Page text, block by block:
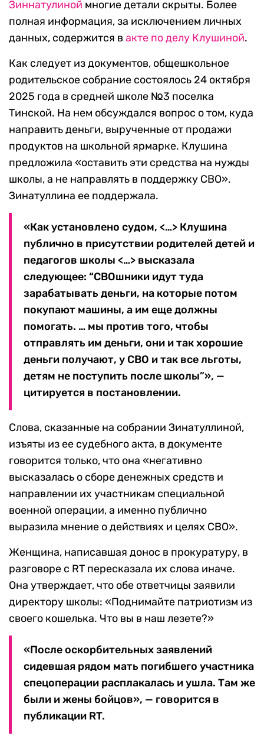
Зиннатулиной многие детали скрыты. Более
полная информация, за исключением личных
данных, содержится в акте по делу Клушиной.
Как следует из документов, общешкольное
родительское собрание состоялось 24 октября
2025 года в средней школе №3 поселка
Тинской. На нем обсуждался вопрос о том, куда
направить деньги, вырученные от продажи
продуктов на школьной ярмарке. Клушина
предложила «оставить эти средства на нужды
школы, а не направлять в поддержку СВО».
Зинатуллина ее поддержала.
«Как установлено судом, <…> Клушина
публично в присутствии родителей детей и
педагогов школы <…> высказала
следующее: “СВОшники идут туда
зарабатывать деньги, на которые потом
покупают машины, а им еще должны
помогать. … мы против того, чтобы
отправлять им деньги, они и так хорошие
деньги получают, у СВО и так все льготы,
детям не поступить после школы”», —
цитируется в постановлении.
Слова, сказанные на собрании Зинатуллиной,
изъяты из ее судебного акта, в документе
говорится только, что она «негативно
высказалась о сборе денежных средств и
направлении их участникам специальной
военной операции, а именно публично
выразила мнение о действиях и целях СВО».
Женщина, написавшая донос в прокуратуру, в
разговоре с RT пересказала их слова иначе.
Она утверждает, что обе ответчицы заявили
директору школы: «Поднимайте патриотизм из
своего кошелька. Что вы в наш лезете?»
«После оскорбительных заявлений
сидевшая рядом мать погибшего участника
спецоперации расплакалась и ушла. Там же
были и жены бойцов», — говорится в
публикации RT.